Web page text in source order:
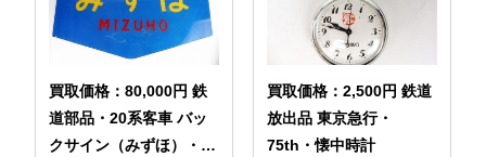
買取価格：80,000円 鉄
道部品・20系客車 バッ
クサイン（みずほ）・プ
買取価格：2,500円 鉄道
放出品 東京急行・
75th・懐中時計